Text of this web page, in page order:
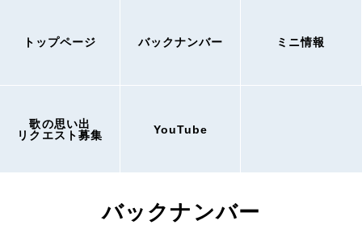
トップページ バックナンバー ミニ情報
歌の思い出
リクエスト募集
YouTube
バックナンバー